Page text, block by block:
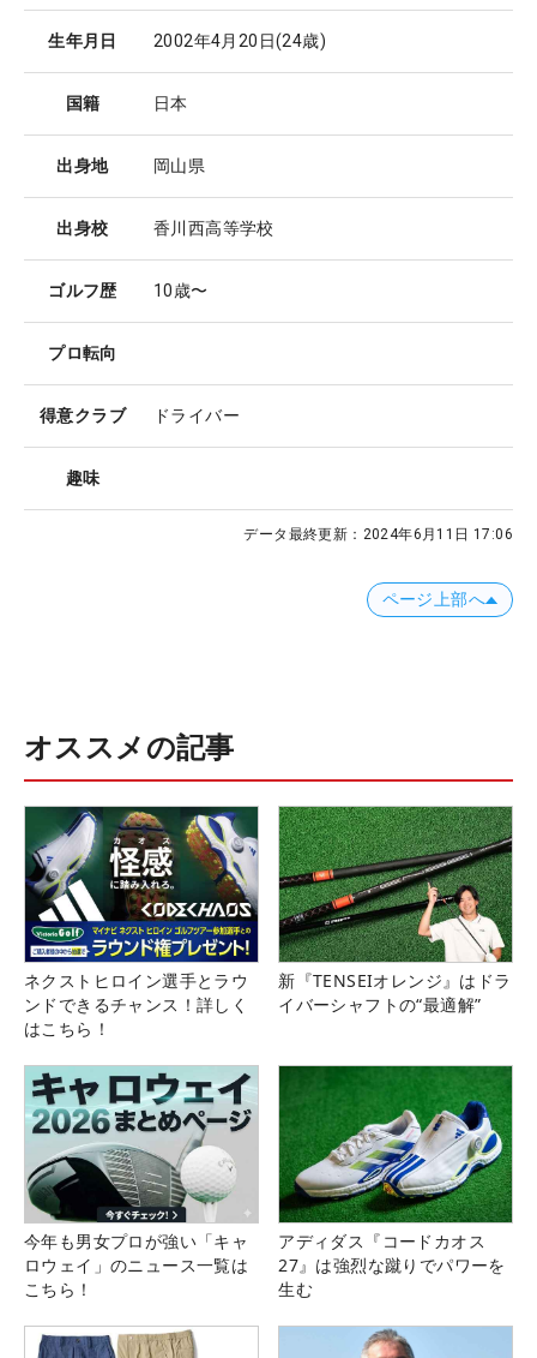
生年月日 2002年4月20日(24歳)
国籍 日本
出身地 岡山県
出身校 香川西高等学校
ゴルフ歴 10歳〜
プロ転向
得意クラブ ドライバー
趣味
データ最終更新： 2024年6月11日 17:06
ページ上部へ
オススメの記事
ネクストヒロイン選手とラウ
ンドできるチャンス！詳しく
はこちら！
新『TENSEIオレンジ』はドラ
イバーシャフトの“最適解”
今年も男女プロが強い「キャ
ロウェイ」のニュース一覧は
こちら！
アディダス『コードカオス
27』は強烈な蹴りでパワーを
生む